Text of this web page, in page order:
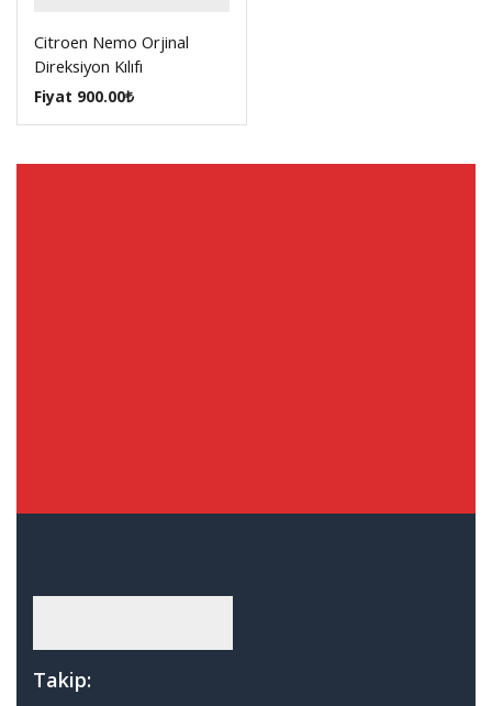
Citroen Nemo Orjinal
Direksiyon Kılıfı
Fiyat 900.00₺
Takip: